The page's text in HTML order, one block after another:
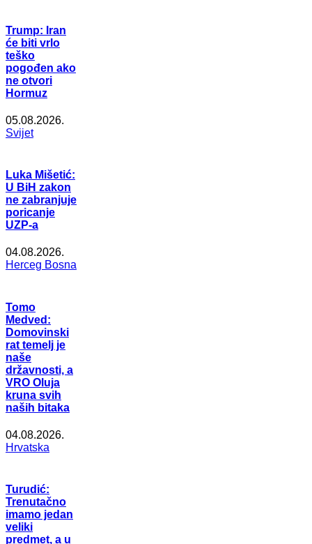
Trump: Iran
će biti vrlo
teško
pogođen ako
ne otvori
Hormuz
05.08.2026.
Svijet
Luka Mišetić:
U BiH zakon
ne zabranjuje
poricanje
UZP-a
04.08.2026.
Herceg Bosna
Tomo
Medved:
Domovinski
rat temelj je
naše
državnosti, a
VRO Oluja
kruna svih
naših bitaka
04.08.2026.
Hrvatska
Turudić:
Trenutačno
imamo jedan
veliki
predmet, a u